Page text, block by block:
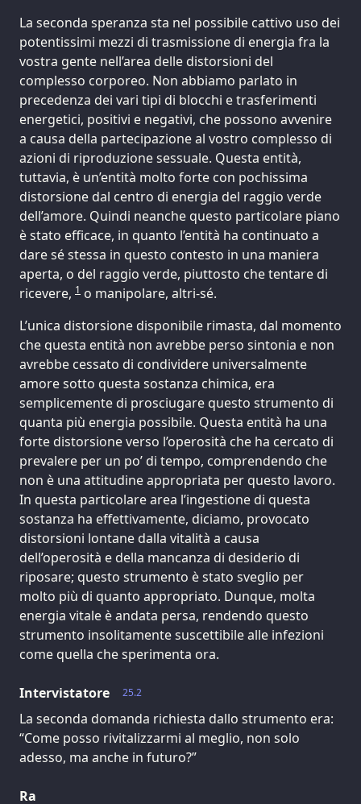
La seconda speranza sta nel possibile cattivo uso dei
potentissimi mezzi di trasmissione di energia fra la
vostra gente nell’area delle distorsioni del
complesso corporeo. Non abbiamo parlato in
precedenza dei vari tipi di blocchi e trasferimenti
energetici, positivi e negativi, che possono avvenire
a causa della partecipazione al vostro complesso di
azioni di riproduzione sessuale. Questa entità,
tuttavia, è un’entità molto forte con pochissima
distorsione dal centro di energia del raggio verde
dell’amore. Quindi neanche questo particolare piano
è stato efficace, in quanto l’entità ha continuato a
dare sé stessa in questo contesto in una maniera
aperta, o del raggio verde, piuttosto che tentare di
ricevere, 1 o manipolare, altri-sé.
L’unica distorsione disponibile rimasta, dal momento
che questa entità non avrebbe perso sintonia e non
avrebbe cessato di condividere universalmente
amore sotto questa sostanza chimica, era
semplicemente di prosciugare questo strumento di
quanta più energia possibile. Questa entità ha una
forte distorsione verso l’operosità che ha cercato di
prevalere per un po’ di tempo, comprendendo che
non è una attitudine appropriata per questo lavoro.
In questa particolare area l’ingestione di questa
sostanza ha effettivamente, diciamo, provocato
distorsioni lontane dalla vitalità a causa
dell’operosità e della mancanza di desiderio di
riposare; questo strumento è stato sveglio per
molto più di quanto appropriato. Dunque, molta
energia vitale è andata persa, rendendo questo
strumento insolitamente suscettibile alle infezioni
come quella che sperimenta ora.
25.2
Intervistatore
La seconda domanda richiesta dallo strumento era:
“Come posso rivitalizzarmi al meglio, non solo
adesso, ma anche in futuro?”
Ra